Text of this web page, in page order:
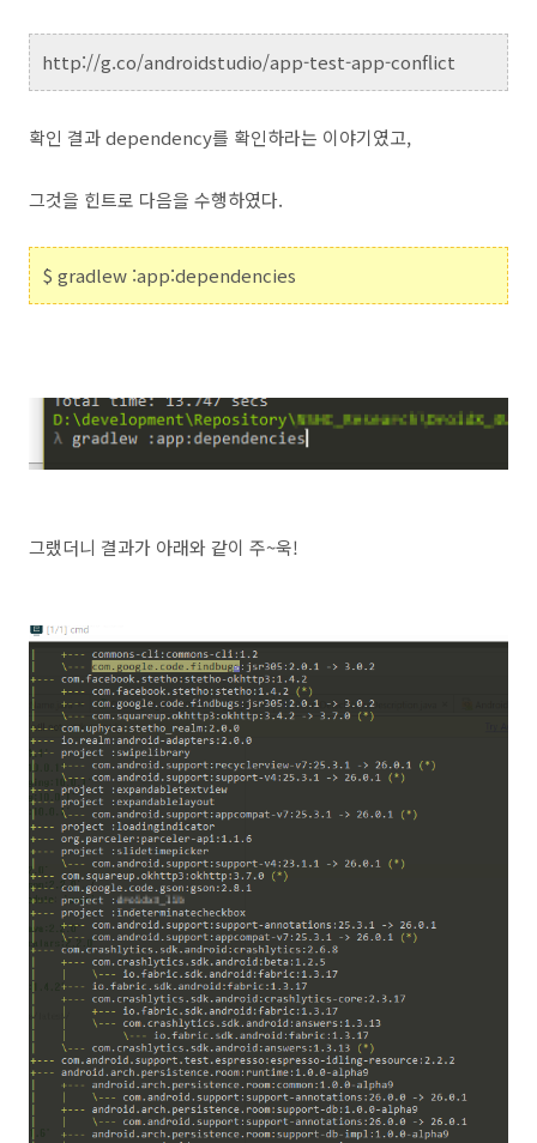
http://g.co/androidstudio/app-test-app-conflict
확인 결과 dependency를 확인하라는 이야기였고,
그것을 힌트로 다음을 수행하였다.
$ gradlew :app:dependencies
그랬더니 결과가 아래와 같이 주~욱!